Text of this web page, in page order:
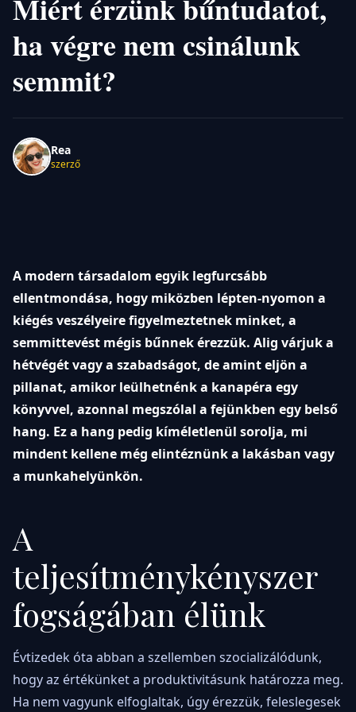
Miért érzünk bűntudatot,
ha végre nem csinálunk
semmit?
Rea
szerző
A modern társadalom egyik legfurcsább
ellentmondása, hogy miközben lépten-nyomon a
kiégés veszélyeire figyelmeztetnek minket, a
semmittevést mégis bűnnek érezzük. Alig várjuk a
hétvégét vagy a szabadságot, de amint eljön a
pillanat, amikor leülhetnénk a kanapéra egy
könyvvel, azonnal megszólal a fejünkben egy belső
hang. Ez a hang pedig kíméletlenül sorolja, mi
mindent kellene még elintéznünk a lakásban vagy
a munkahelyünkön.
A
teljesítménykényszer
fogságában élünk
Évtizedek óta abban a szellemben szocializálódunk,
hogy az értékünket a produktivitásunk határozza meg.
Ha nem vagyunk elfoglaltak, úgy érezzük, feleslegesek